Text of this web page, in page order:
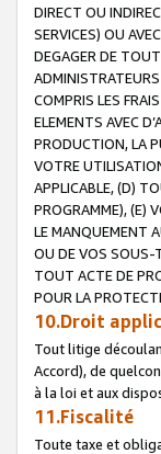
DIRECT OU
SERVICES) OU
DEGAGER DE
COMPRIS LES
ELEMENTS AVEC
PRODUCTION, LA
VOTRE
APPLICABLE, (D)
PROGRAMME), (E)
LE MANQUEMENT
OU DE VOS SOUS-
TOUT ACTE DE
POUR LA
10.Droit
Tout litige
Accord), de
à la loi et aux
11.Fiscalité
Toute taxe et